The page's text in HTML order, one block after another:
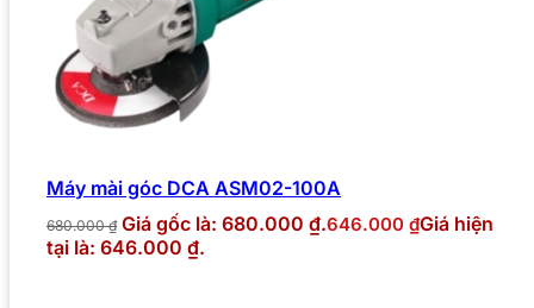
Máy mài góc DCA ASM02-100A
680.000₫ Giá gốc là: 680.000 ₫.646.000 ₫Giá hiện
tại là: 646.000 ₫.